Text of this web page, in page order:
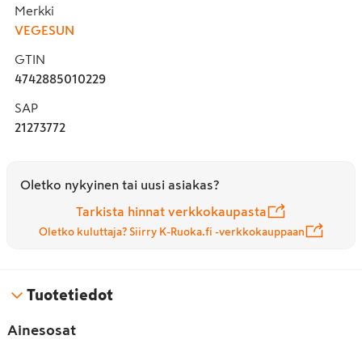
Merkki
VEGESUN
GTIN
4742885010229
SAP
21273772
Oletko nykyinen tai uusi asiakas?
Tarkista hinnat verkkokaupasta
Oletko kuluttaja? Siirry K-Ruoka.fi -verkkokauppaan
Tuotetiedot
Ainesosat